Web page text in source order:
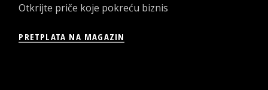
Otkrijte priče koje pokreću biznis
PRETPLATA NA MAGAZIN